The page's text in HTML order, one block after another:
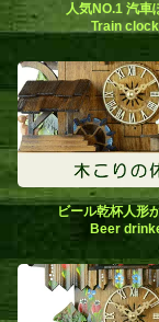
人気NO.1 汽車
Train
ビール乾杯人形
Beer